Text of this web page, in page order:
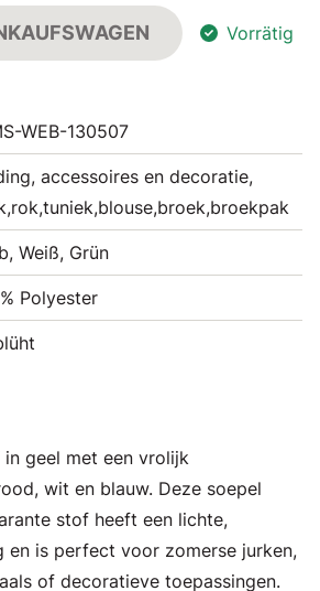
Vorrätig
WEB-130507
accessoires en decoratie,
Weiß, Grün
Polyester
geel met een vrolijk
wit en blauw. Deze soepel
stof heeft een lichte,
en is perfect voor zomerse jurken,
of decoratieve toepassingen.